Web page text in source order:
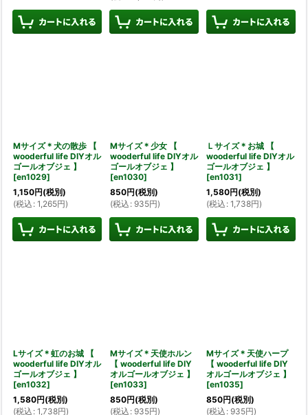
Mサイズ＊犬の散歩 【
wooderful life DIYオル
ゴールオブジェ 】
[en1029]
1,150円(税別)
(税込 : 1,265円)
Mサイズ＊少女 【
wooderful life DIYオル
ゴールオブジェ 】
[en1030]
850円(税別)
(税込 : 935円)
Ｌサイズ＊お城 【
wooderful life DIYオル
ゴールオブジェ 】
[en1031]
1,580円(税別)
(税込 : 1,738円)
Lサイズ＊虹のお城 【
wooderful life DIYオル
ゴールオブジェ 】
[en1032]
1,580円(税別)
(税込 : 1,738円)
Mサイズ＊天使ホルン
【 wooderful life DIY
オルゴールオブジェ 】
[en1033]
850円(税別)
(税込 : 935円)
Mサイズ＊天使ハープ
【 wooderful life DIY
オルゴールオブジェ 】
[en1035]
850円(税別)
(税込 : 935円)